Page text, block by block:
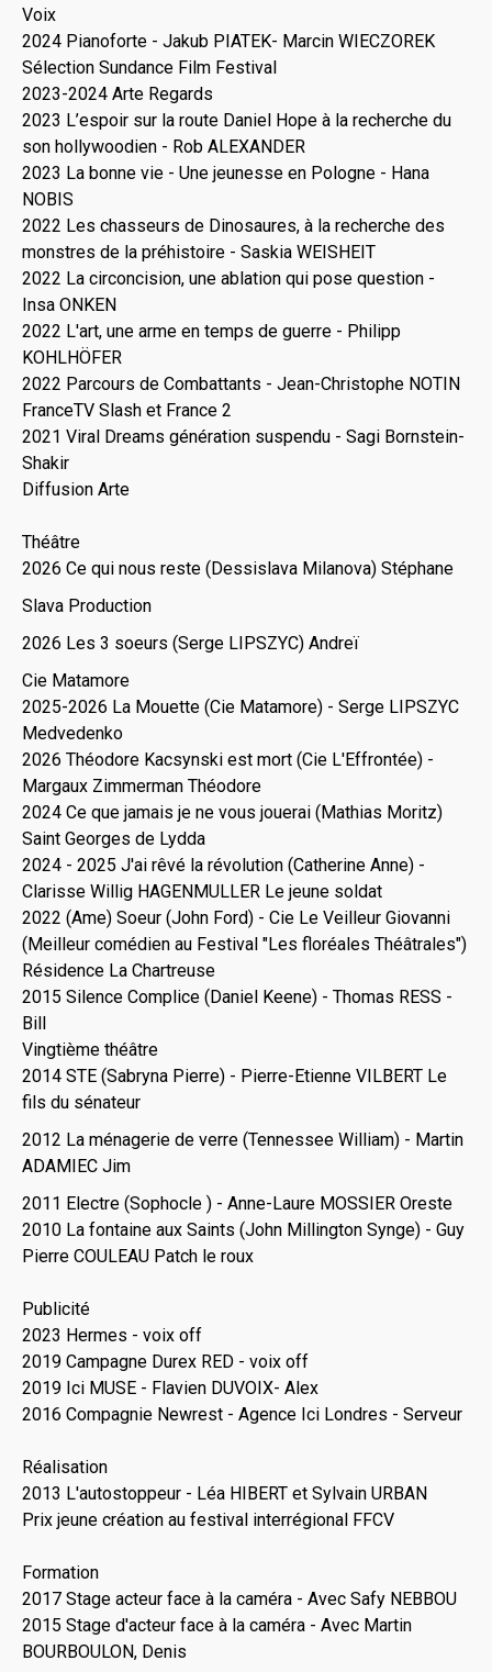
Voix
2024 Pianoforte - Jakub PIATEK- Marcin WIECZOREK
Sélection Sundance Film Festival
2023-2024 Arte Regards
2023 L’espoir sur la route Daniel Hope à la recherche du
son hollywoodien - Rob ALEXANDER
2023 La bonne vie - Une jeunesse en Pologne - Hana
NOBIS
2022 Les chasseurs de Dinosaures, à la recherche des
monstres de la préhistoire - Saskia WEISHEIT
2022 La circoncision, une ablation qui pose question -
Insa ONKEN
2022 L'art, une arme en temps de guerre - Philipp
KOHLHÖFER
2022 Parcours de Combattants - Jean-Christophe NOTIN
FranceTV Slash et France 2
2021 Viral Dreams génération suspendu - Sagi Bornstein-
Shakir
Diffusion Arte
Théâtre
2026 Ce qui nous reste (Dessislava Milanova) Stéphane
Slava Production
2026 Les 3 soeurs (Serge LIPSZYC) Andreï
Cie Matamore
2025-2026 La Mouette (Cie Matamore) - Serge LIPSZYC
Medvedenko
2026 Théodore Kacsynski est mort (Cie L'Effrontée) -
Margaux Zimmerman Théodore
2024 Ce que jamais je ne vous jouerai (Mathias Moritz)
Saint Georges de Lydda
2024 - 2025 J'ai rêvé la révolution (Catherine Anne) -
Clarisse Willig HAGENMULLER Le jeune soldat
2022 (Ame) Soeur (John Ford) - Cie Le Veilleur Giovanni
(Meilleur comédien au Festival "Les floréales Théâtrales")
Résidence La Chartreuse
2015 Silence Complice (Daniel Keene) - Thomas RESS -
Bill
Vingtième théâtre
2014 STE (Sabryna Pierre) - Pierre-Etienne VILBERT Le
fils du sénateur
2012 La ménagerie de verre (Tennessee William) - Martin
ADAMIEC Jim
2011 Electre (Sophocle ) - Anne-Laure MOSSIER Oreste
2010 La fontaine aux Saints (John Millington Synge) - Guy
Pierre COULEAU Patch le roux
Publicité
2023 Hermes - voix off
2019 Campagne Durex RED - voix off
2019 Ici MUSE - Flavien DUVOIX- Alex
2016 Compagnie Newrest - Agence Ici Londres - Serveur
Réalisation
2013 L'autostoppeur - Léa HIBERT et Sylvain URBAN
Prix jeune création au festival interrégional FFCV
Formation
2017 Stage acteur face à la caméra - Avec Safy NEBBOU
2015 Stage d'acteur face à la caméra - Avec Martin
BOURBOULON, Denis